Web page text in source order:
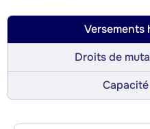
Droits de